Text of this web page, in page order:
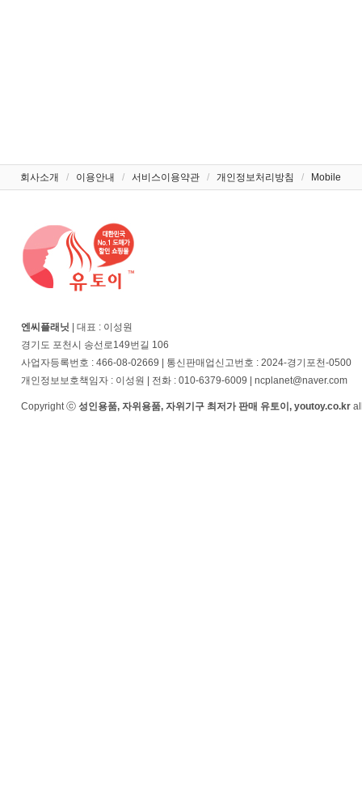
회사소개 / 이용안내 / 서비스이용약관 / 개인정보처리방침 / Mobile
엔씨플래닛 | 대표 : 이성원
경기도 포천시 송선로149번길 106
사업자등록번호 : 466-08-02669 | 통신판매업신고번호 : 2024-경기포천-0500
개인정보보호책임자 : 이성원 | 전화 : 010-6379-6009 | ncplanet@naver.com
Copyright ⓒ 성인용품, 자위용품, 자위기구 최저가 판매 유토이, youtoy.co.kr